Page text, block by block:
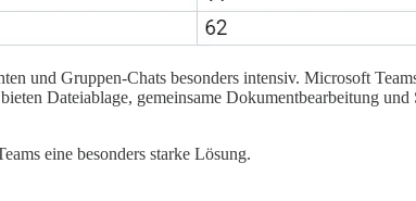
und Gruppen-Chats besonders intensiv. Microsoft
Dateiablage, gemeinsame Dokumentbearbeitung
eine besonders starke Lösung.